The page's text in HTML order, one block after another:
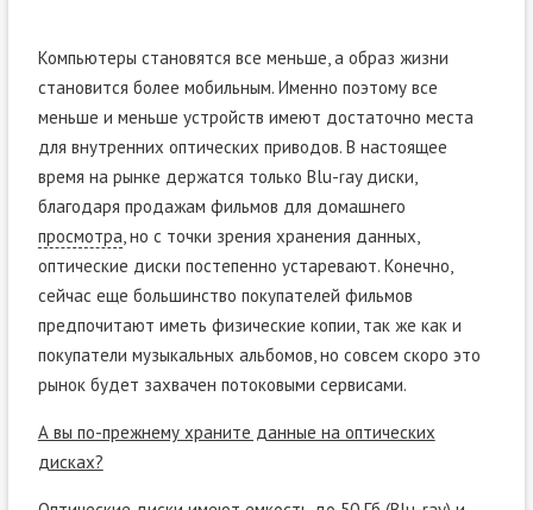
Компьютеры становятся все меньше, а образ жизни
становится более мобильным. Именно поэтому все
меньше и меньше устройств имеют достаточно места
для внутренних оптических приводов. В настоящее
время на рынке держатся только Blu-ray диски,
благодаря продажам фильмов для домашнего
просмотра , но с точки зрения хранения данных,
оптические диски постепенно устаревают. Конечно,
сейчас еще большинство покупателей фильмов
предпочитают иметь физические копии, так же как и
покупатели музыкальных альбомов, но совсем скоро это
рынок будет захвачен потоковыми сервисами.
А вы по-прежнему храните данные на оптических
дисках?